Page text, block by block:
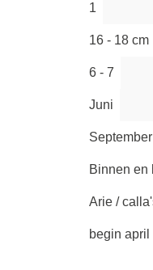
1
16 - 18 cm
6 - 7
Juni
September
Binnen en
Arie /
begin april
farmers.
Inschrijven